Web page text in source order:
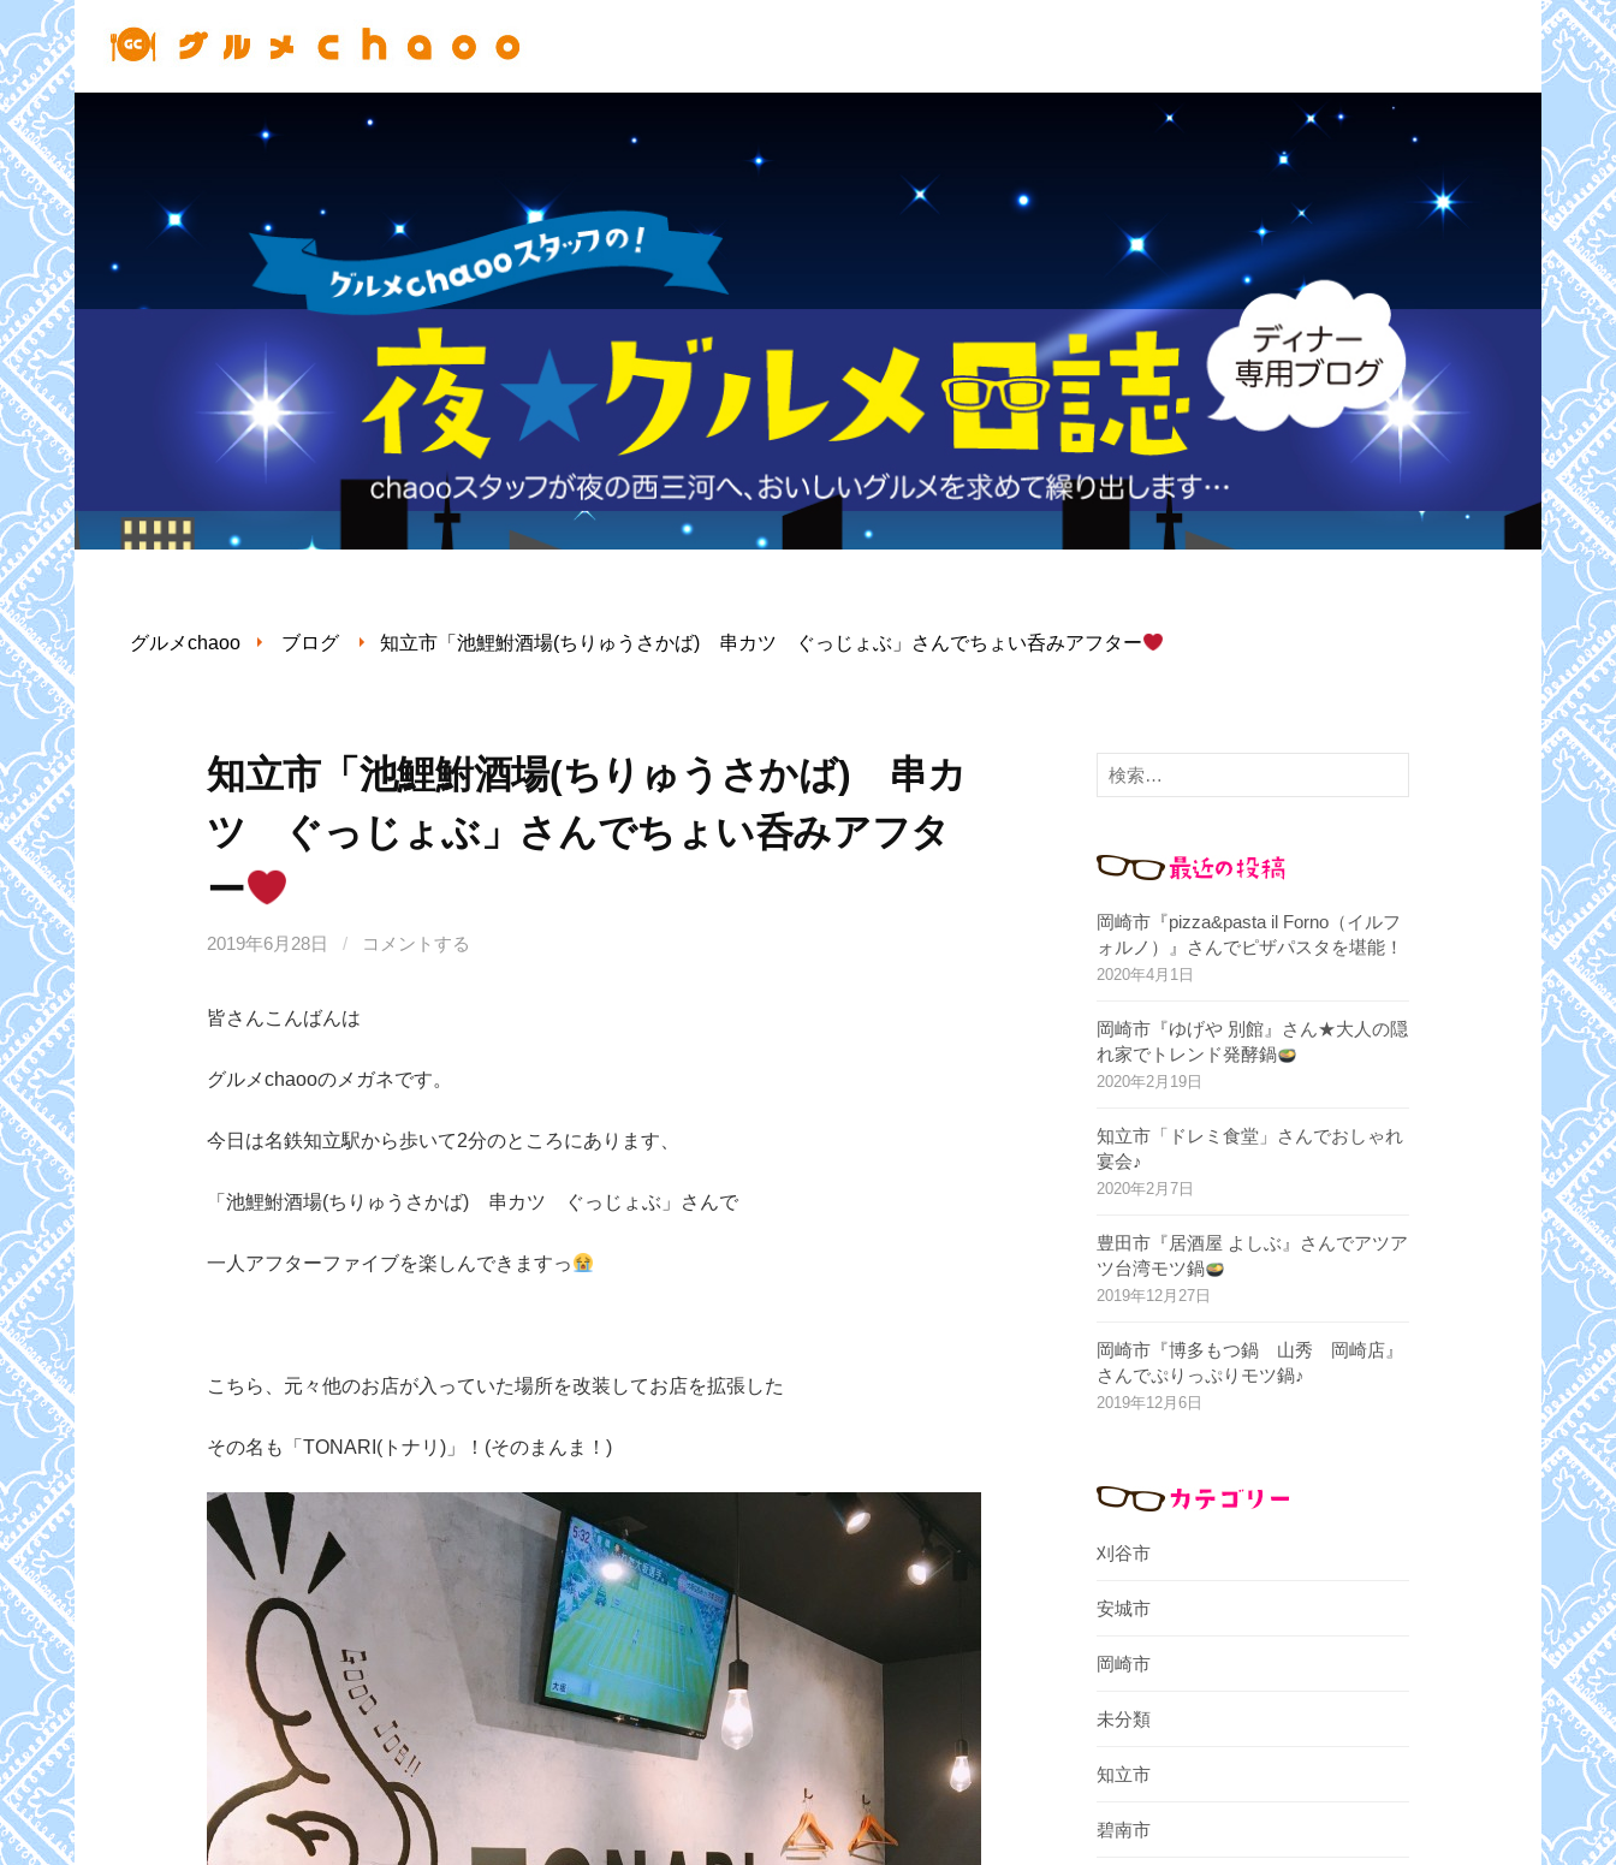
プ
グルメchaoo ブログ 知立市「池鯉鮒酒場(ちりゅうさかば) 串カツ ぐっじょぶ」さんでちょい呑みアフター
知立市「池鯉鮒酒場(ちりゅうさかば) 串カ
ツ ぐっじょぶ」さんでちょい呑みアフタ
ー
2019年6月28日 / コメントする
皆さんこんばんは
グルメchaooのメガネです。
今日は名鉄知立駅から歩いて2分のところにあります、
「池鯉鮒酒場(ちりゅうさかば) 串カツ ぐっじょぶ」さんで
一人アフターファイブを楽しんできますっ
こちら、元々他のお店が入っていた場所を改装してお店を拡張した
その名も「TONARI(トナリ)」！(そのまんま！)
検
索
岡崎市『pizza&pasta il Forno（イルフ
ォルノ）』さんでピザパスタを堪能！
2020年4月1日
岡崎市『ゆげや 別館』さん★大人の隠
れ家でトレンド発酵鍋
2020年2月19日
知立市「ドレミ食堂」さんでおしゃれ
宴会♪
2020年2月7日
豊田市『居酒屋 よしぶ』さんでアツア
ツ台湾モツ鍋
2019年12月27日
岡崎市『博多もつ鍋 山秀 岡崎店』
さんでぷりっぷりモツ鍋♪
2019年12月6日
刈谷市
安城市
岡崎市
未分類
知立市
碧南市